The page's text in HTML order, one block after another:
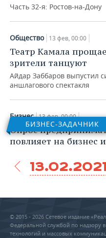
Часть 32-я: Ростов-на-Дону
Общество 13 фев, 00:00
Театр Камала
зрители танцуют
Айдар Заббаров выпустил
аншлагового спектакля
БИЗНЕС-ЗАДАЧНИК
Бизнес 13 фев, 00:00
Опрос
повлияет на бизнес
13.02.2021
© 2015 - 2026 Сетевое издание
Федеральной службой по надзору
технологий и массовых